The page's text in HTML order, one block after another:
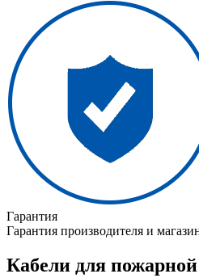
Гарантия
Гарантия производителя и
Кабели для